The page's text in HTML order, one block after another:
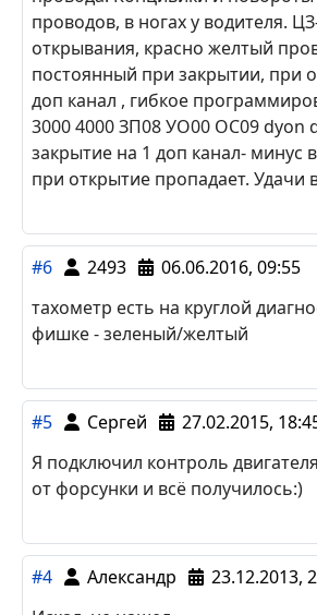
проводов, в ногах у водителя.
открывания, красно желтый
постоянный при закрытии, при
доп канал , гибкое
3000 4000 ЗП08 УО00 ОС09 dyon
закрытие на 1 доп канал- минус
при открытие пропадает. Удачи
#6 2493
06.06.2016, 09:55
тахометр есть на круглой
фишке - зеленый/желтый
#5 Сергей
27.02.2015,
Я подключил контроль
от форсунки и всё получилось:)
#4 Александр
23.12.2013,